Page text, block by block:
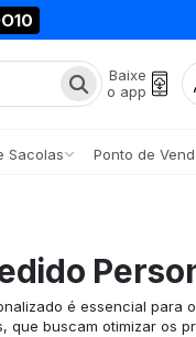
Baixe
o app
Sacolas Ponto de
é essencial para
que buscam otimizar os